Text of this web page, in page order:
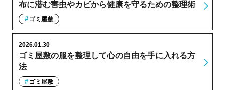
布に潜む害虫やカビから健康を守るための整理術
ゴミ屋敷
ゴミ屋敷の服を整理して心の自由を手に入れる方
法
2026.01.30
ゴミ屋敷